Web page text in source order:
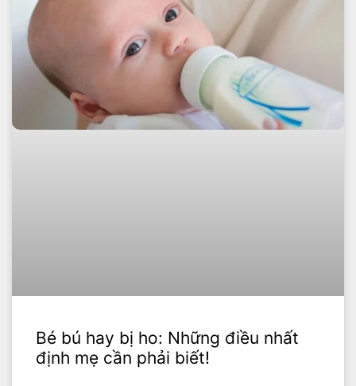
Bé bú hay bị ho: Những điều nhất
định mẹ cần phải biết!